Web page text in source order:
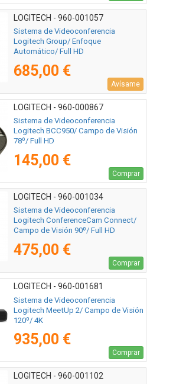
LOGITECH - 960-001057
Sistema de Videoconferencia
Logitech Group/ Enfoque
Automático/ Full HD
685,00 €
Avísame
LOGITECH - 960-000867
Sistema de Videoconferencia
Logitech BCC950/ Campo de Visión
78º/ Full HD
145,00 €
Comprar
LOGITECH - 960-001034
Sistema de Videoconferencia
Logitech ConferenceCam Connect/
Campo de Visión 90º/ Full HD
475,00 €
Comprar
LOGITECH - 960-001681
Sistema de Videoconferencia
Logitech MeetUp 2/ Campo de Visión
120º/ 4K
935,00 €
Comprar
LOGITECH - 960-001102